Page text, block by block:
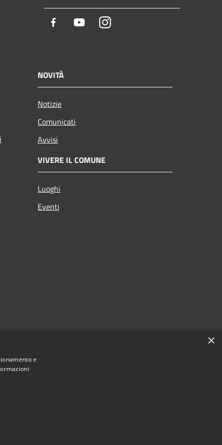
Facebook YoutubeInstagram
NOVITÀ
Notizie
Comunicati
Avvisi
VIVERE IL COMUNE
Luoghi
Eventi
×
e